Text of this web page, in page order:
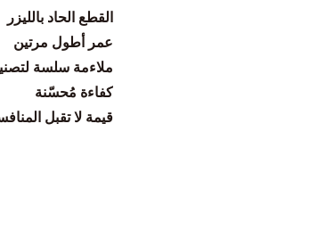
القطع الحاد بالليزر
عمر أطول مرتين
ملاءمة سلسة
كفاءة مُحسّنة
قيمة لا تقبل